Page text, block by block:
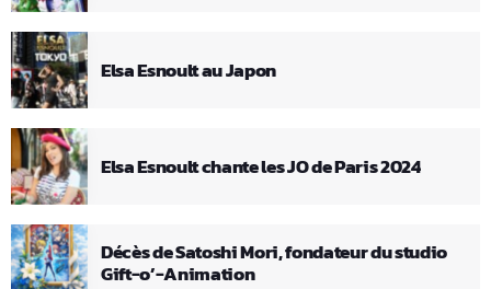
Elsa Esnoult au Japon
Elsa Esnoult chante les JO de Paris 2024
Décès de Satoshi Mori, fondateur du studio
Gift-o’-Animation